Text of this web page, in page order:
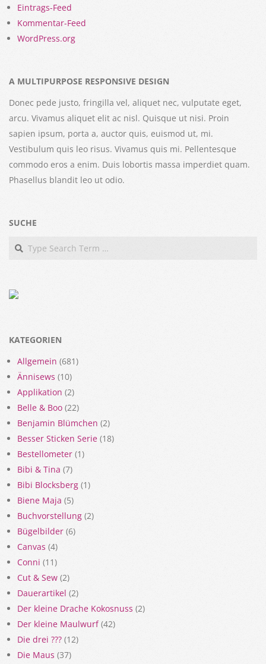
Eintrags-Feed
Kommentar-Feed
WordPress.org
A MULTIPURPOSE RESPONSIVE DESIGN
Donec pede justo, fringilla vel, aliquet nec, vulputate eget,
arcu. Vivamus aliquet elit ac nisl. Quisque ut nisi. Proin
sapien ipsum, porta a, auctor quis, euismod ut, mi.
Vestibulum quis leo risus. Vivamus quis mi. Pellentesque
commodo eros a enim. Duis lobortis massa imperdiet quam.
Phasellus blandit leo ut odio.
SUCHE
Search
KATEGORIEN
Allgemein (681)
Ännisews (10)
Applikation (2)
Belle & Boo (22)
Benjamin Blümchen (2)
Besser Sticken Serie (18)
Bestellometer (1)
Bibi & Tina (7)
Bibi Blocksberg (1)
Biene Maja (5)
Buchvorstellung (2)
Bügelbilder (6)
Canvas (4)
Conni (11)
Cut & Sew (2)
Dauerartikel (2)
Der kleine Drache Kokosnuss (2)
Der kleine Maulwurf(42)
Die drei ??? (12)
Die Maus (37)